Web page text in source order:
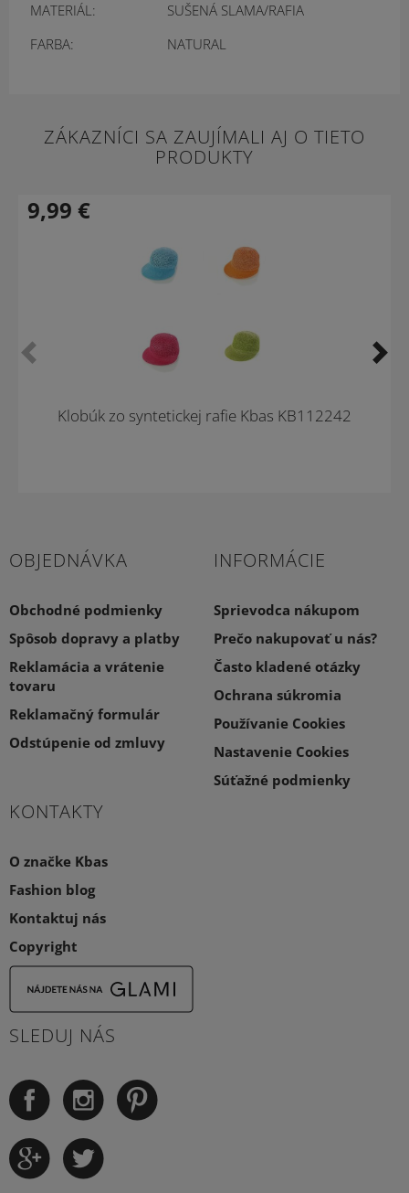
MATERIÁL:
SUŠENÁ SLAMA/RAFIA
FARBA:
NATURAL
ZÁKAZNÍCI SA ZAUJÍMALI AJ O TIETO
PRODUKTY
Klobúk zo syntetickej rafie Kbas KB112242
9,99 €
OBJEDNÁVKA
Obchodné podmienky
Spôsob dopravy a platby
Reklamácia a vrátenie
tovaru
Reklamačný formulár
Odstúpenie od zmluvy
INFORMÁCIE
Sprievodca nákupom
Prečo nakupovať u nás?
Často kladené otázky
Ochrana súkromia
Používanie Cookies
Nastavenie Cookies
Súťažné podmienky
KONTAKTY
O značke Kbas
Fashion blog
Kontaktuj nás
Copyright
SLEDUJ NÁS